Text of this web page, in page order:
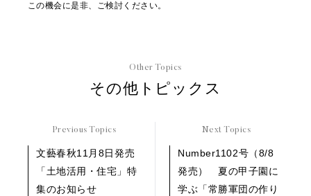
この機会に是非、ご検討ください。
Other Topics
その他トピックス
Previous Topics
文藝春秋11月8日発売
「土地活用・住宅」特
集のお知らせ
Next Topics
Number1102号（8/8
発売） 夏の甲子園に
学ぶ「常勝軍団の作り